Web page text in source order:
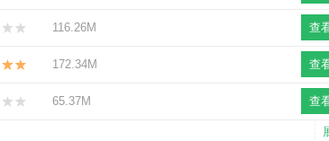
查
116.26M
查
172.34M
查
65.37M